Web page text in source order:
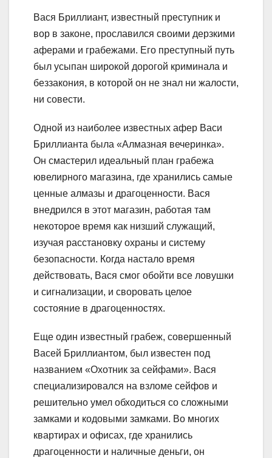
Вася Бриллиант, известный преступник и
вор в законе, прославился своими дерзкими
аферами и грабежами. Его преступный путь
был усыпан широкой дорогой криминала и
беззакония, в которой он не знал ни жалости,
ни совести.
Одной из наиболее известных афер Васи
Бриллианта была «Алмазная вечеринка».
Он смастерил идеальный план грабежа
ювелирного магазина, где хранились самые
ценные алмазы и драгоценности. Вася
внедрился в этот магазин, работая там
некоторое время как низший служащий,
изучая расстановку охраны и систему
безопасности. Когда настало время
действовать, Вася смог обойти все ловушки
и сигнализации, и своровать целое
состояние в драгоценностях.
Еще один известный грабеж, совершенный
Васей Бриллиантом, был известен под
названием «Охотник за сейфами». Вася
специализировался на взломе сейфов и
решительно умел обходиться со сложными
замками и кодовыми замками. Во многих
квартирах и офисах, где хранились
драгоценности и наличные деньги, он